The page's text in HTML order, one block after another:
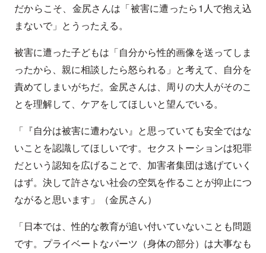
だからこそ、金尻さんは「被害に遭ったら1人で抱え込
まないで」とうったえる。
被害に遭った子どもは「自分から性的画像を送ってしま
ったから、親に相談したら怒られる」と考えて、自分を
責めてしまいがちだ。金尻さんは、周りの大人がそのこ
とを理解して、ケアをしてほしいと望んでいる。
「『自分は被害に遭わない』と思っていても安全ではな
いことを認識してほしいです。セクストーションは犯罪
だという認知を広げることで、加害者集団は逃げていく
はず。決して許さない社会の空気を作ることが抑止につ
ながると思います」（金尻さん）
「日本では、性的な教育が追い付いていないことも問題
です。プライベートなパーツ（身体の部分）は大事なも